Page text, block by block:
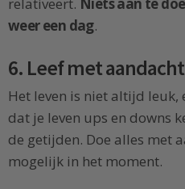
weer een dag.
6. Leef met aandacht
Het leven is niet altijd
dat je leven ups en downs
de getijden. Doe alles met
mogelijk in het moment.